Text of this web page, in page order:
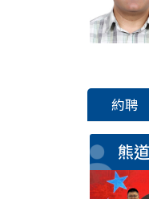
約聘
熊